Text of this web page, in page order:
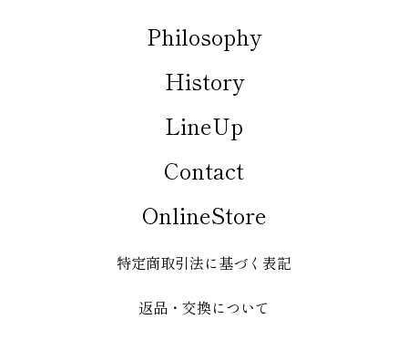
Philosophy
History
LineUp
Contact
OnlineStore
特定商取引法に基づく表記
返品・交換について